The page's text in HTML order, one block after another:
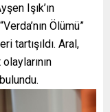
Işık’ın
Ölümü”
tartışıldı. Aral,